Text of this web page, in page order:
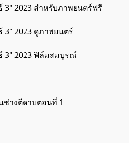
3" 2023 สำหรับภาพยนตร์ฟรี
3" 2023 ดูภาพยนตร์
3" 2023 ฟิล์มสมบูรณ์
างตีดาบตอนที่ 1